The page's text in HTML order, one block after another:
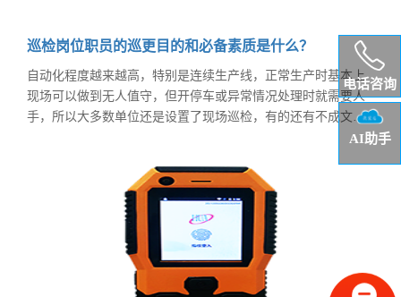
巡检岗位职员的巡更目的和必备素质是什么？
自动化程度越来越高，特别是连续生产线，正常生产时基本上
现场可以做到无人值守，但开停车或异常情况处理时就需要人
手，所以大多数单位还是设置了现场巡检，有的还有不成文的
规定，要设就是两个；所以一定程度上也造成了现场巡检“撞
电话咨询
AI助手